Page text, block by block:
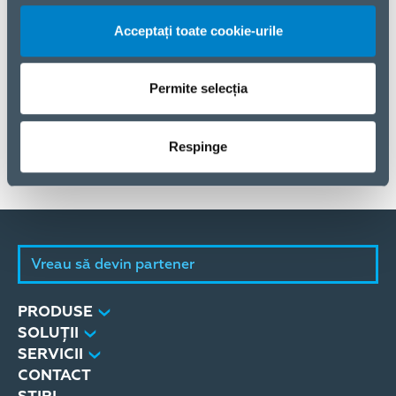
Acceptați toate cookie-urile
Permite selecția
Respinge
ajută la proiectarea unei vieți moderne simple și
sigure. Soluțiile sunt adaptate tehnologiei actuale,
sunt jucăușe, inovatoare și creative. Produsele
moderne cu cerințe de înaltă calitate reprezintă
caracteristicile majore ale mărcii Intenso.
Pentru mai multe informații, vizitează:
Vreau să devin partener
PRODUSE
SOLUȚII
SERVICII
CONTACT